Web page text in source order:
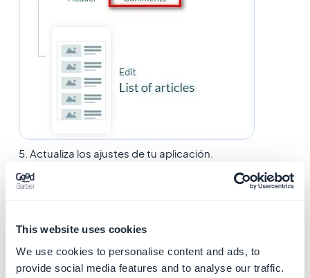
This website uses cookies
We use cookies to personalise content and ads, to
provide social media features and to analyse our traffic.
5. Actualiza los ajustes de tu aplicación.
Elbotón
de comentarios se mostrará en la lista de